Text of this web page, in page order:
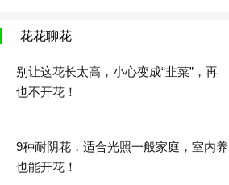
花花聊花
别让这花长太高，小心变成“韭菜”，再
也不开花！
9种耐阴花，适合光照一般家庭，室内养
也能开花！